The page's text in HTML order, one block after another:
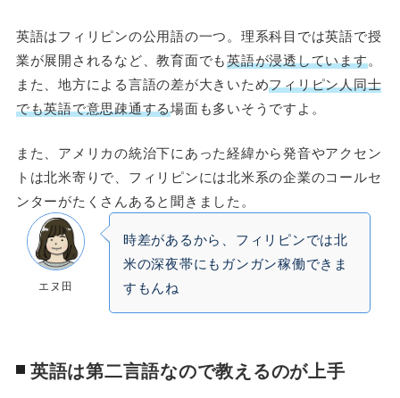
英語はフィリピンの公用語の一つ。理系科目では英語で授
業が展開されるなど、教育面でも英語が浸透しています。
また、地方による言語の差が大きいためフィリピン人同士
でも英語で意思疎通する場面も多いそうですよ。
また、アメリカの統治下にあった経緯から発音やアクセン
トは北米寄りで、フィリピンには北米系の企業のコールセ
ンターがたくさんあると聞きました。
エヌ田
時差があるから、フィリピンでは北
米の深夜帯にもガンガン稼働できま
すもんね
英語は第二言語なので教えるのが上手